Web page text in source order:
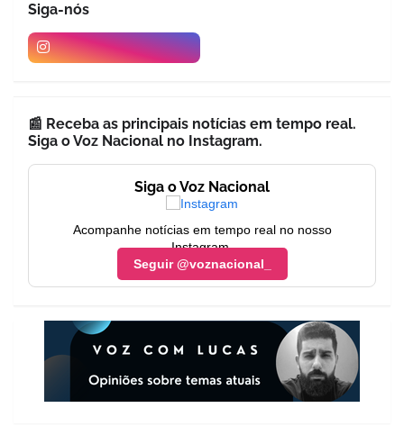
Siga-nós
📰 Receba as principais notícias em tempo real.
Siga o Voz Nacional no Instagram.
Siga o Voz Nacional
Acompanhe notícias em tempo real no nosso
Instagram.
Seguir @voznacional_